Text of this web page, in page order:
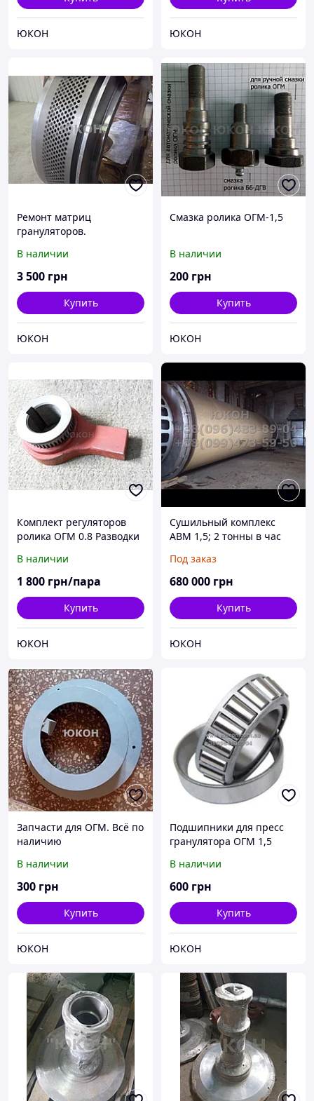
ЮКОН ЮКОН
Ремонт матриц
грануляторов.
В наличии
3 500 грн
Купить
ЮКОН
Смазка ролика ОГМ-1,5
В наличии
200 грн
Купить
ЮКОН
Комплект регуляторов
ролика ОГМ 0.8 Разводки
0.8
В наличии
1 800 грн/пара
Купить
ЮКОН
Сушильный комплекс
АВМ 1,5; 2 тонны в час
Под заказ
680 000 грн
Купить
ЮКОН
Запчасти для ОГМ. Всё по
наличию
В наличии
300 грн
Купить
ЮКОН
Подшипники для пресс
гранулятора ОГМ 1,5
В наличии
600 грн
Купить
ЮКОН